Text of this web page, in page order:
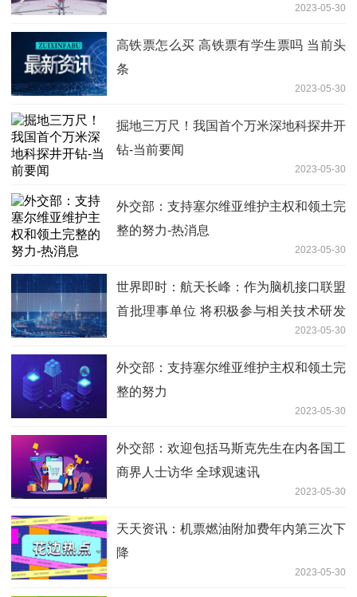
2023-05-30
高铁票怎么买 高铁票有学生票吗 当前头
条
2023-05-30
掘地三万尺！我国首个万米深地科探井开
钻-当前要闻
2023-05-30
外交部：支持塞尔维亚维护主权和领土完
整的努力-热消息
2023-05-30
世界即时：航天长峰：作为脑机接口联盟
首批理事单位 将积极参与相关技术研发
2023-05-30
外交部：支持塞尔维亚维护主权和领土完
整的努力
2023-05-30
外交部：欢迎包括马斯克先生在内各国工
商界人士访华 全球观速讯
2023-05-30
天天资讯：机票燃油附加费年内第三次下
降
2023-05-30